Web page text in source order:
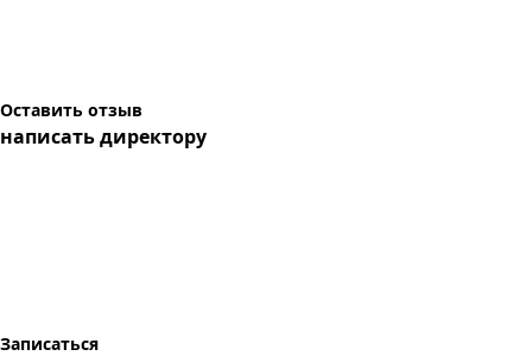
Оставить отзыв
написать директору
Записаться